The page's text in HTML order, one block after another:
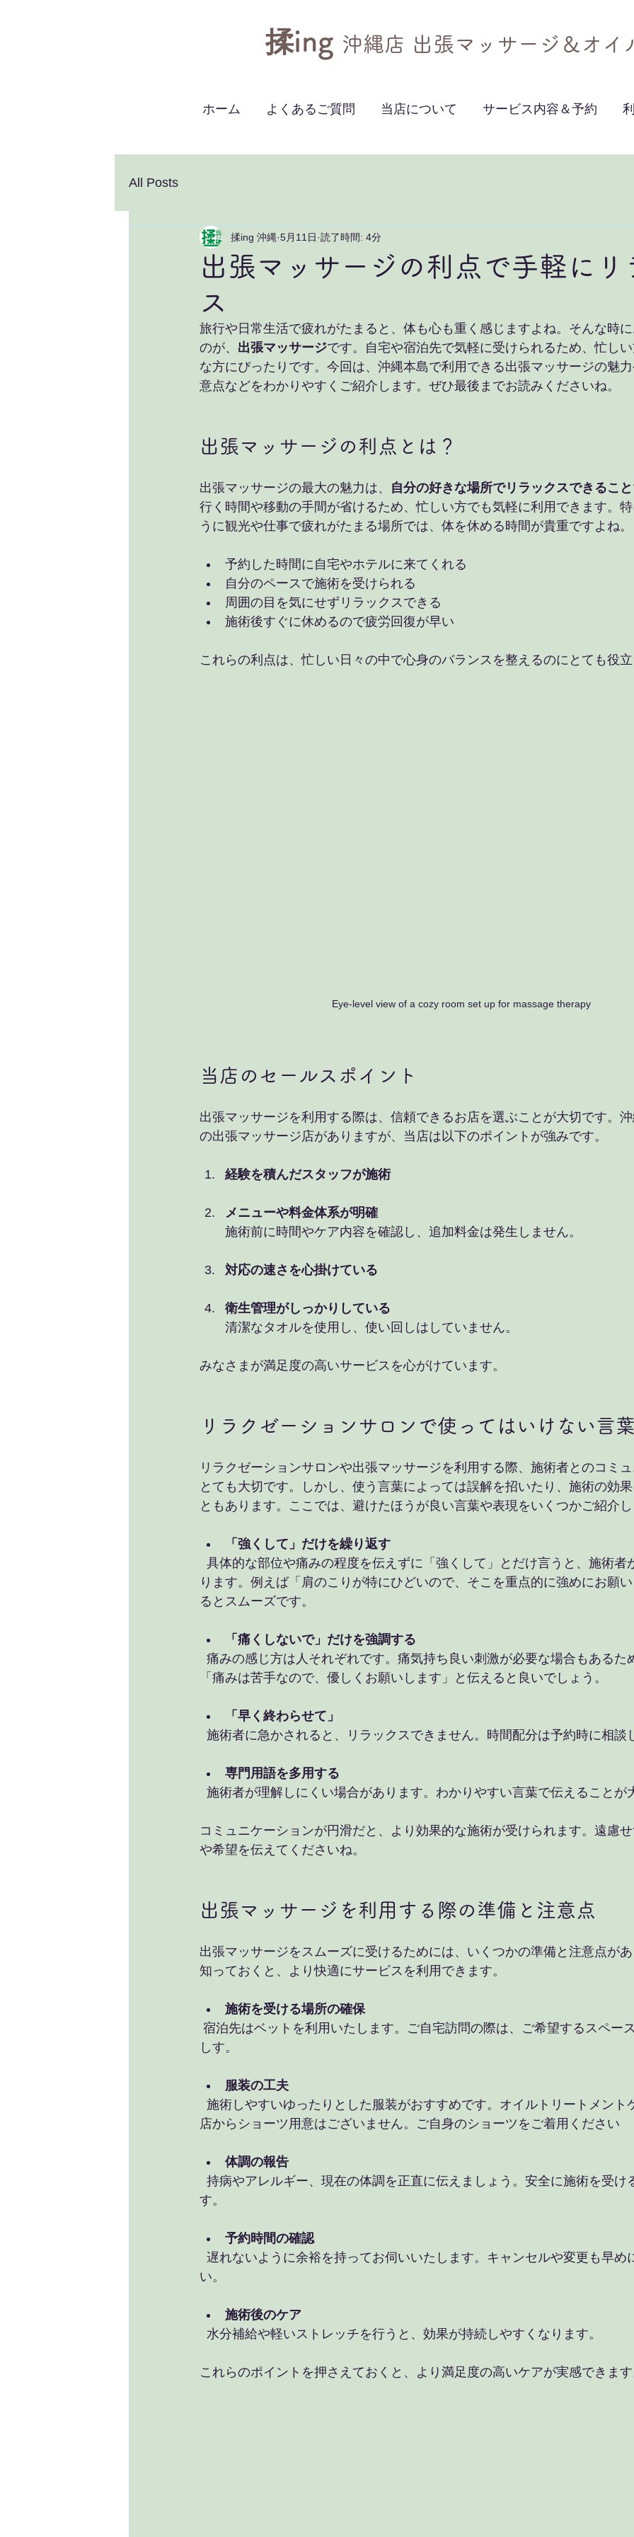
揉ing​ 沖縄店 出張マッサージ＆オイ
ホーム よくあるご質問 当店について サービス内容＆予約
All Posts
出張マッサージの利点で手軽にリ
ス
揉ing 沖縄 5月11日 読了時間: 4分
旅行や日常生活で疲れがたまると、体も心も重く感じますよね。そんな時
のが、 出張マッサージです。自宅や宿泊先で気軽に受けられるため、忙し
な方にぴったりです。今回は、沖縄本島で利用できる出張マッサージの魅
意点などをわかりやすくご紹介します。ぜひ最後までお読みくださいね。
出張マッサージの利点とは？
出張マッサージの最大の魅力は、 自分の好きな場所でリラックスできること
行く時間や移動の手間が省けるため、忙しい方でも気軽に利用できます。
うに観光や仕事で疲れがたまる場所では、体を休める時間が貴重ですよね。
予約した時間に自宅やホテルに来てくれる
自分のペースで施術を受けられる
周囲の目を気にせずリラックスできる
施術後すぐに休めるので疲労回復が早い
これらの利点は、忙しい日々の中で心身のバランスを整えるのにとても役
Eye-level view of a cozy room set up for massage therapy
当店のセールスポイント
出張マッサージを利用する際は、信頼できるお店を選ぶことが大切です。
の出張マッサージ店がありますが、当店は以下のポイントが強みです。
経験を積んだスタッフが施術
メニューや料金体系が明確
施術前に時間やケア内容を確認し、追加料金は発生しません。
対応の速さを心掛けている
衛生管理がしっかりしている
清潔なタオルを使用し、使い回しはしていません。
みなさまが満足度の高いサービスを心がけています。
リラクゼーションサロンで使ってはいけない言
リラクゼーションサロンや出張マッサージを利用する際、施術者とのコミ
とても大切です。しかし、使う言葉によっては誤解を招いたり、施術の効
ともあります。ここでは、避けたほうが良い言葉や表現をいくつかご紹介
「強くして」だけを繰り返す
ります。例えば「肩のこりが特にひどいので、そこを重点的に強めにお願
るとスムーズです。
「痛くしないで」だけを強調する
「痛みは苦手なので、優しくお願いします」と伝えると良いでしょう。
「早く終わらせて」
施術者に急かされると、リラックスできません。時間配分は予約時に相談
専門用語を多用する
施術者が理解しにくい場合があります。わかりやすい言葉で伝えることが
コミュニケーションが円滑だと、より効果的な施術が受けられます。遠慮
や希望を伝えてくださいね。
出張マッサージを利用する際の準備と注意点
出張マッサージをスムーズに受けるためには、いくつかの準備と注意点が
知っておくと、より快適にサービスを利用できます。
施術を受ける場所の確保
しす。
服装の工夫
店からショーツ用意はございません。ご自身のショーツをご着用ください
体調の報告
す。
予約時間の確認
い。
施術後のケア
  水分補給や軽いストレッチを行うと、効果が持続しやすくなります。
これらのポイントを押さえておくと、より満足度の高いケアが実感できま